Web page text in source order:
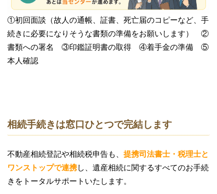
①初回面談（故人の通帳、証書、死亡届のコピーなど、手
続きに必要になりそうな書類の準備をお願いします） ②
書類への署名 ③印鑑証明書の取得 ④着手金の準備 ⑤
本人確認
相続手続きは窓口ひとつで完結します
不動産相続登記や相続税申告も、 提携司法書士・税理士と
ワンストップで連携し、遺産相続に関するすべてのお手続
きをトータルサポートいたします。